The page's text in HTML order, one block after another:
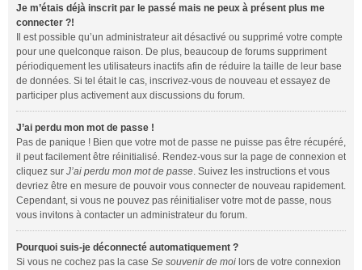
Je m’étais déjà inscrit par le passé mais ne peux à présent plus me
connecter ?!
Il est possible qu’un administrateur ait désactivé ou supprimé votre compte
pour une quelconque raison. De plus, beaucoup de forums suppriment
périodiquement les utilisateurs inactifs afin de réduire la taille de leur base
de données. Si tel était le cas, inscrivez-vous de nouveau et essayez de
participer plus activement aux discussions du forum.
J’ai perdu mon mot de passe !
Pas de panique ! Bien que votre mot de passe ne puisse pas être récupéré,
il peut facilement être réinitialisé. Rendez-vous sur la page de connexion et
cliquez sur J’ai perdu mon mot de passe. Suivez les instructions et vous
devriez être en mesure de pouvoir vous connecter de nouveau rapidement.
Cependant, si vous ne pouvez pas réinitialiser votre mot de passe, nous
vous invitons à contacter un administrateur du forum.
Pourquoi suis-je déconnecté automatiquement ?
Si vous ne cochez pas la case Se souvenir de moi lors de votre connexion